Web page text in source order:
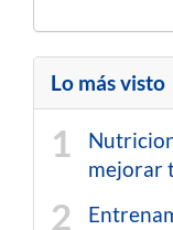
Lo más visto
mejorar